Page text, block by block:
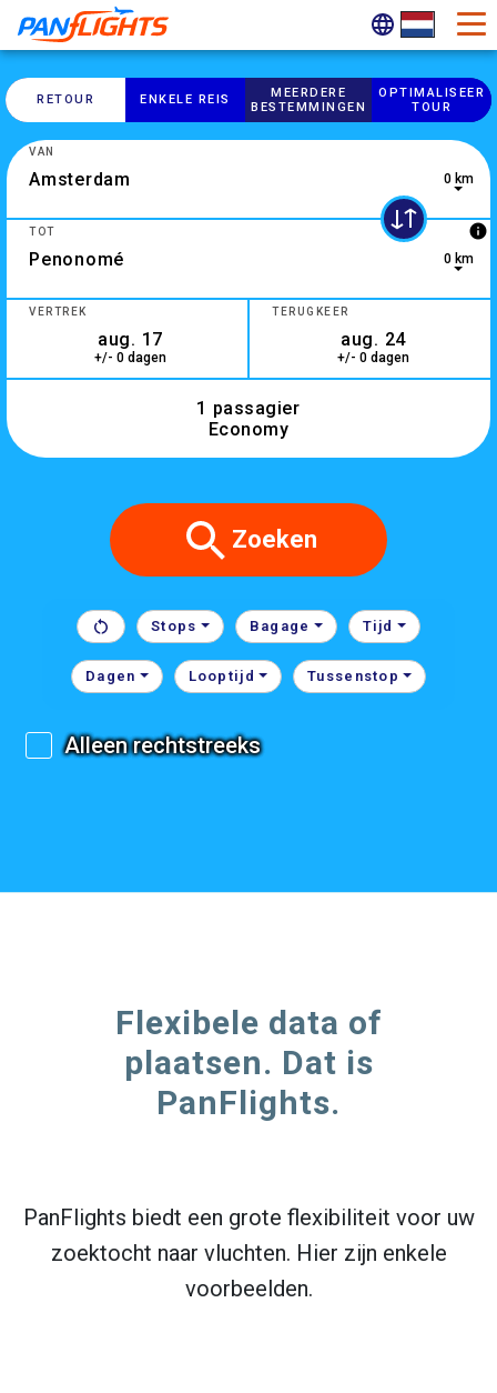
RETOUR ENKELE REIS
MEERDERE
BESTEMMINGEN
OPTIMALISEER
TOUR
2 results are available, use up and down arrow keys to
VAN
0 km
0 results are available, use up and down arrow keys to
TOT info
0 km
VERTREK
+/- 0 dagen
TERUGKEER
+/- 0 dagen
1 passagier
Economy
Zoeken
Stops Bagage Tijd
Dagen Looptijd Tussenstop
Alleen rechtstreeks
Flexibele data of
plaatsen. Dat is
PanFlights.
PanFlights biedt een grote flexibiliteit voor uw
zoektocht naar vluchten. Hier zijn enkele
voorbeelden.